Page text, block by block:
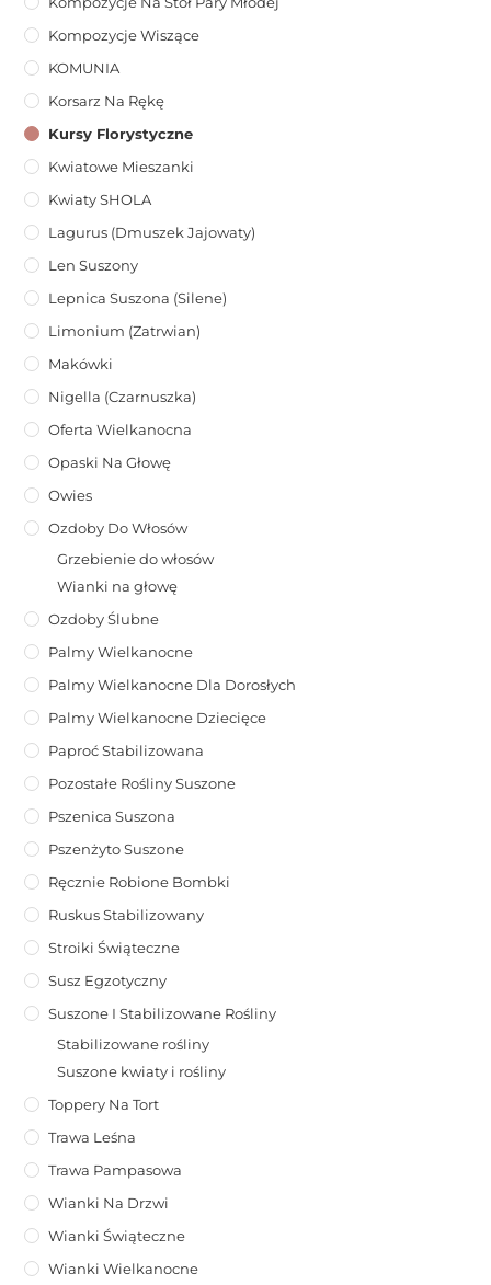
Kompozycje Wiszące
KOMUNIA
Korsarz Na Rękę
Kursy Florystyczne
Kwiatowe Mieszanki
Kwiaty SHOLA
Lagurus (dmuszek Jajowaty)
Len Suszony
Lepnica Suszona (Silene)
Limonium (zatrwian)
Makówki
Nigella (Czarnuszka)
Oferta Wielkanocna
Opaski Na Głowę
Owies
Ozdoby Do Włosów
Grzebienie do włosów
Wianki na głowę
Ozdoby Ślubne
Palmy Wielkanocne
Palmy Wielkanocne Dla Dorosłych
Palmy Wielkanocne Dziecięce
Paproć Stabilizowana
Pozostałe Rośliny Suszone
Pszenica Suszona
Pszenżyto Suszone
Ręcznie Robione Bombki
Ruskus Stabilizowany
Stroiki Świąteczne
Susz Egzotyczny
Suszone I Stabilizowane Rośliny
Stabilizowane rośliny
Suszone kwiaty i rośliny
Toppery Na Tort
Trawa Leśna
Trawa Pampasowa
Wianki Na Drzwi
Wianki Świąteczne
Wianki Wielkanocne